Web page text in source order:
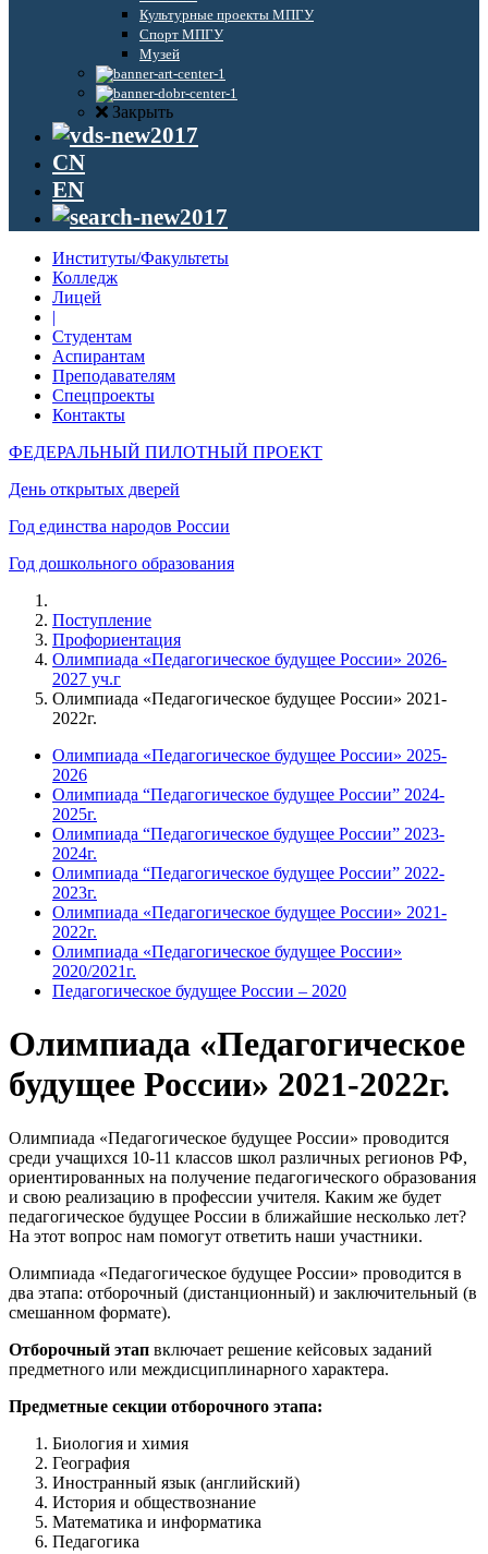
Культурные проекты МПГУ
Спорт МПГУ
Музей
Закрыть
CN
EN
Институты/Факультеты
Колледж
Лицей
|
Студентам
Аспирантам
Преподавателям
Спецпроекты
Контакты
ФЕДЕРАЛЬНЫЙ ПИЛОТНЫЙ ПРОЕКТ
День открытых дверей
Год единства народов России
Год дошкольного образования
Поступление
Профориентация
Олимпиада «Педагогическое будущее России» 2026-
2027 уч.г
Олимпиада «Педагогическое будущее России» 2021-
2022г.
Олимпиада «Педагогическое будущее России» 2025-
2026
Олимпиада “Педагогическое будущее России” 2024-
2025г.
Олимпиада “Педагогическое будущее России” 2023-
2024г.
Олимпиада “Педагогическое будущее России” 2022-
2023г.
Олимпиада «Педагогическое будущее России» 2021-
2022г.
Олимпиада «Педагогическое будущее России»
2020/2021г.
Педагогическое будущее России – 2020
Олимпиада «Педагогическое
будущее России» 2021-2022г.
Олимпиада «Педагогическое будущее России» проводится
среди учащихся 10-11 классов школ различных регионов РФ,
ориентированных на получение педагогического образования
и свою реализацию в профессии учителя. Каким же будет
педагогическое будущее России в ближайшие несколько лет?
На этот вопрос нам помогут ответить наши участники.
Олимпиада «Педагогическое будущее России» проводится в
два этапа: отборочный (дистанционный) и заключительный (в
смешанном формате).
Отборочный этап включает решение кейсовых заданий
предметного или междисциплинарного характера.
Предметные секции отборочного этапа:
Биология и химия
География
Иностранный язык (английский)
История и обществознание
Математика и информатика
Педагогика